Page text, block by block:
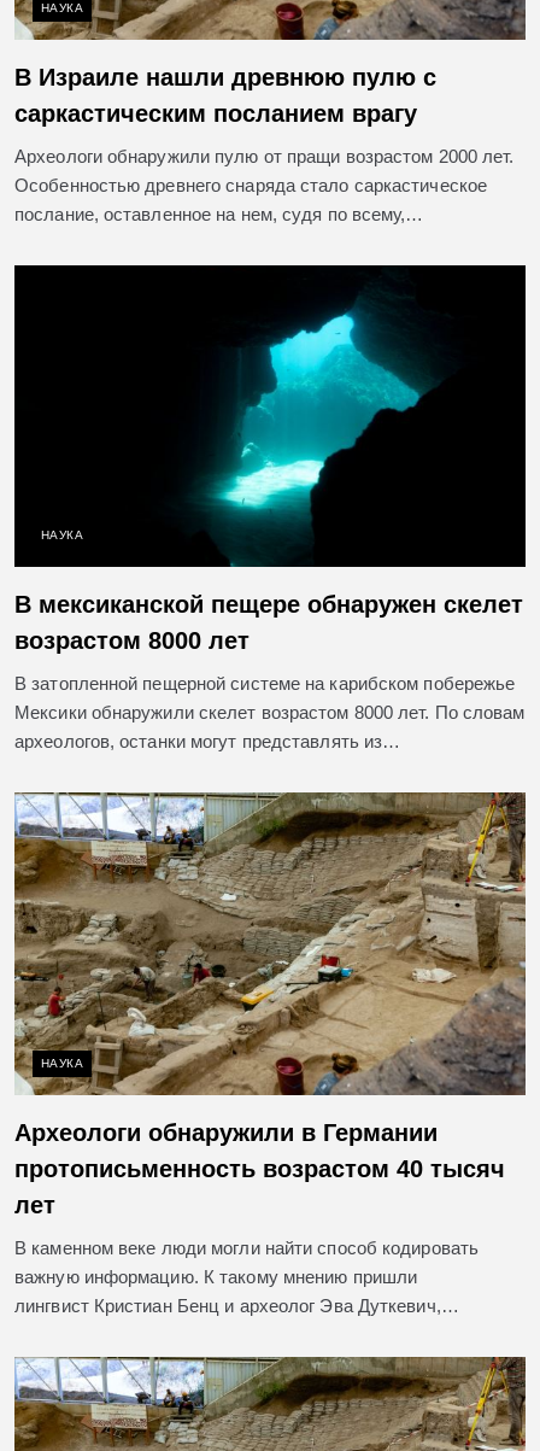
НАУКА
В Израиле нашли древнюю пулю с
саркастическим посланием врагу
Археологи обнаружили пулю от пращи возрастом 2000 лет.
Особенностью древнего снаряда стало саркастическое
послание, оставленное на нем, судя по всему,…
НАУКА
В мексиканской пещере обнаружен скелет
возрастом 8000 лет
В затопленной пещерной системе на карибском побережье
Мексики обнаружили скелет возрастом 8000 лет. По словам
археологов, останки могут представлять из…
НАУКА
Археологи обнаружили в Германии
протописьменность возрастом 40 тысяч
лет
В каменном веке люди могли найти способ кодировать
важную информацию. К такому мнению пришли
лингвист Кристиан Бенц и археолог Эва Дуткевич,…